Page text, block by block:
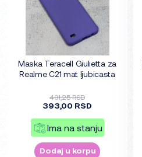
Maska Teracell Giulietta za
Realme C21 mat ljubicasta
491,25 RSD
393,00 RSD
Ima na stanju
Dodaj u korpu